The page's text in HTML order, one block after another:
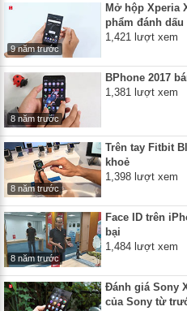
9 năm trước
Mở hộp Xperia
phẩm đánh
1,421 lượt xem
8 năm trước
BPhone 2017
1,381 lượt xem
8 năm trước
Trên tay Fitbit
khoẻ
1,398 lượt xem
8 năm trước
Face ID trên
bại
1,484 lượt xem
Đánh giá Sony
của Sony từ